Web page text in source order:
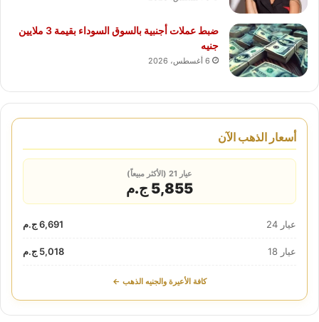
ضبط عملات أجنبية بالسوق السوداء بقيمة 3 ملايين
جنيه
6 أغسطس، 2026
أسعار الذهب الآن
عيار 21 (الأكثر مبيعاً)
5,855 ج.م
عيار 24 6,691 ج.م
عيار 18 5,018 ج.م
كافة الأعيرة والجنيه الذهب ←